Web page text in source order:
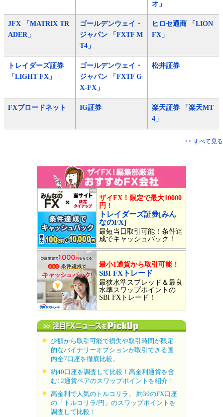
オ」
JFX 「MATRIX TR
ADER」
ゴールデンウェイ・
ジャパン 「FXTF M
T4」
ヒロセ通商 「LION
FX」
トレイダーズ証券
「LIGHT FX」
ゴールデンウェイ・
ジャパン 「FXTF G
X-FX」
松井証券
FXブロードネット IG証券
楽天証券 「楽天MT
4」
>> すべて見る
ザイFX！限定で最大10000
円！
トレイダーズ証券[みん
なのFX]
最短当日取引可能！条件達
成でキャッシュバック！
最小1通貨から取引可能！
SBI FXトレード
最狭水準スプレッド＆最良
水準スワップポイントの
SBI FXトレード！
少額から取引可能で損失や取引時間が限定
的なバイナリーオプションが取引できる国
内全7口座を徹底比較。
約40口座を調査して比較！高金利通貨を含
む12通貨ペアのスワップポイントを紹介！
高金利で人気のトルコリラ。 約30のFX口座
の「トルコリラ/円」のスワップポイントを
調査して比較！